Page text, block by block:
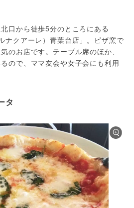
口から徒歩5分のところにある
ナクアーレ）青葉台店」。ピザ窯で
のお店です。テーブル席のほか、
ので、ママ友会や女子会にも利用
タ